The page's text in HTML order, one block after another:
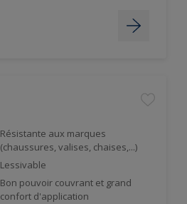
Résistante aux marques
(chaussures, valises, chaises,...)
Lessivable
Bon pouvoir couvrant et grand
confort d'application